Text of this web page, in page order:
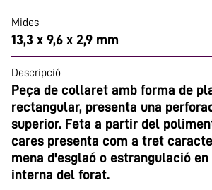
Mides
13,3 x 9,6 x 2,9 mm
Descripció
Peça de collaret amb forma de
rectangular, presenta una
superior. Feta a partir del
cares presenta com a tret
mena d'esglaó o estrangulació
interna del forat.